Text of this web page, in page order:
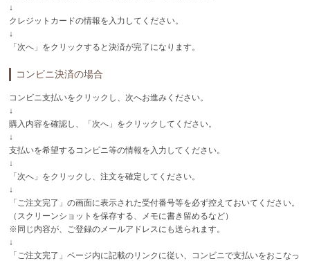
↓
クレジットカードの情報を入力してください。
↓
「次へ」をクリックすると決済が完了になります。
コンビニ決済の場合
コンビニ支払いをクリックし、次へお進みください。
↓
購入内容を確認し、「次へ」をクリックしてください。
↓
支払いを希望するコンビニ等の情報を入力してください。
↓
「次へ」をクリックし、注文を確定してください。
↓
「ご注文完了」の画面に表示された受付番号等を必ず控えておいてください。
（スクリーンショットを保存する、メモに書き留めるなど）
※同じ内容が、ご登録のメールアドレスにも送られます。
↓
「ご注文完了」ページ内に記載のリンクに従い、コンビニで支払いをおこなっ